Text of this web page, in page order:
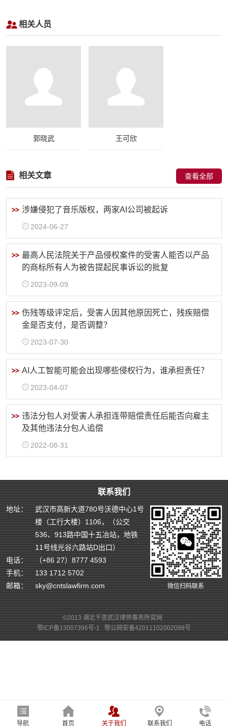
相关人员
郭晓武 王可欣
查看全部
相关文章
涉嫌侵犯了音乐版权，两家AI公司被起诉
2024-06-27
最高人民法院关于产品侵权案件的受害人能否以产品
的商标所有人为被告提起民事诉讼的批复
2023-09-09
伤残等级评定后，受害人因其他原因死亡，残疾赔偿
金是否支付，是否调整？
2023-07-30
AI人工智能可能会出现哪些侵权行为，谁承担责任？
2023-04-07
违法分包人对受害人承担连带赔偿责任后能否向雇主
及其他违法分包人追偿
2022-08-31
联系我们
地址：
武汉市高新大道780号沃德中心1号
楼（工行大楼）1106，（公交
536、913路中国十五冶站，地铁
11号线光谷六路站D出口）
电话：
（+86 27）8777 4593
手机：
133 1712 5702
邮箱：
sky@cntslawfirm.com 微信扫码联系
©2013 湖北千思武汉律师事务所官网
鄂ICP备13007396号-1
鄂公网安备42011102002098号
导航 首页 关于我们 联系我们 电话